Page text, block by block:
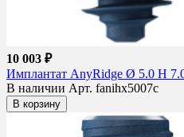
10 003 ₽
Имплантат AnyRidge Ø 5.0 H
В наличии Арт. fanihx5007c
В корзину